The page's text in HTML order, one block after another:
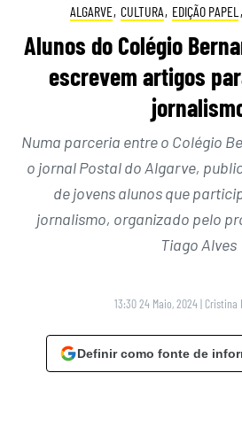
ALGARVE, CULTURA, EDIÇÃO PAPEL ,
Alunos do Colégio
escrevem artigos
Numa parceria entre o Colégio
o jornal Postal do Algarve,
de jovens alunos que
jornalismo, organizado pelo
Tiago Alves
13:30 24 Maio, 2024 | Cristina
Definir como fonte de